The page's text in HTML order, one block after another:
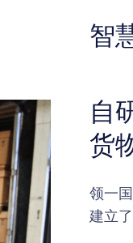
智
自
货
领一
建立